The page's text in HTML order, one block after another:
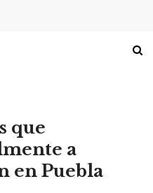
que
a
en Puebla